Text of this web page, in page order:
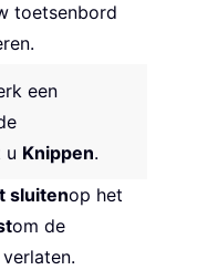
toetsenbord
een
u Knippen.
sluitenop het
om de